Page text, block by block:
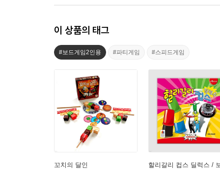
이 상품의 태그
#보드게임2인용 #파티게임 #스피드게임
꼬치의 달인
할리갈리 컵스 딜럭스 /